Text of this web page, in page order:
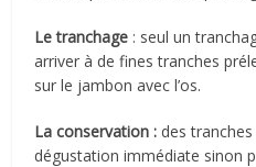
Le tranchage : seul un
arriver à de fines tranches
sur le jambon avec l’os.
La conservation : des
dégustation immédiate sinon